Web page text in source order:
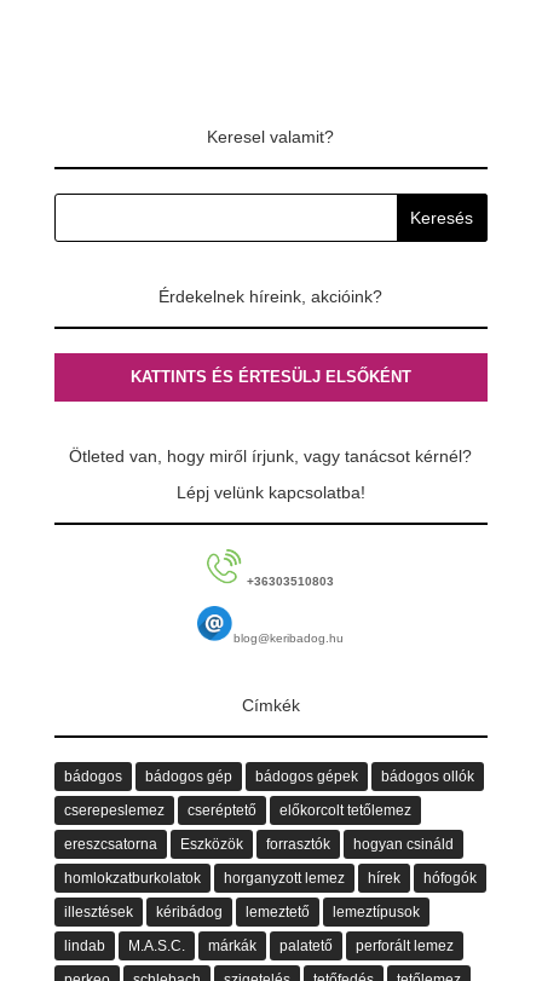
Keresel valamit?
Érdekelnek híreink, akcióink?
KATTINTS ÉS ÉRTESÜLJ ELSŐKÉNT
Ötleted van, hogy miről írjunk, vagy tanácsot kérnél?
Lépj velünk kapcsolatba!
+36303510803
blog@keribadog.hu
Címkék
bádogos bádogos gép bádogos gépek
bádogos ollók
cserepeslemez
cseréptető
előkorcolt tetőlemez
ereszcsatorna
Eszközök forrasztók
hogyan csináld
homlokzatburkolatok
horganyzott lemez hírek
hófogók
illesztések
kéribádog lemeztető
lemeztípusok
lindab
M.A.S.C. márkák palatető
perforált lemez